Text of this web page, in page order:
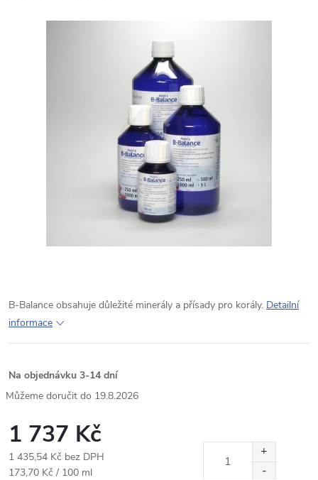
B-Balance obsahuje důležité minerály a přísady pro korály. Detailní
informace
Na objednávku 3-14 dní
19.8.2026
1 737 Kč
1 435,54 Kč bez DPH
Měrná
173,70 Kč / 100 ml